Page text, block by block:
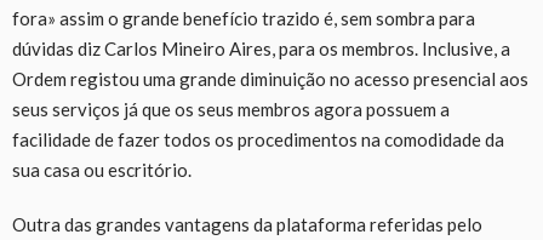
fora» assim o grande benefício trazido é, sem sombra para
dúvidas diz Carlos Mineiro Aires, para os membros. Inclusive, a
Ordem registou uma grande diminuição no acesso presencial aos
seus serviços já que os seus membros agora possuem a
facilidade de fazer todos os procedimentos na comodidade da
sua casa ou escritório.
Outra das grandes vantagens da plataforma referidas pelo